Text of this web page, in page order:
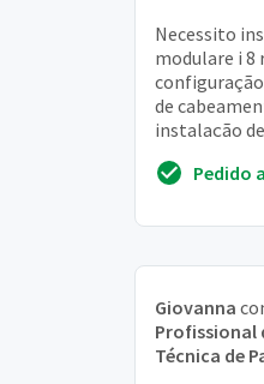
Necessito
modulare i 8
configuração
de
instalação
Pedido
Giovanna
Profissional
Técnica de